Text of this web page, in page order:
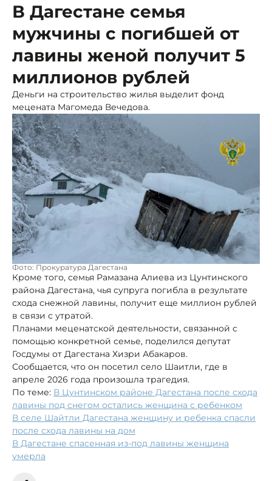
В Дагестане семья
мужчины с погибшей от
лавины женой получит 5
миллионов рублей
Деньги на строительство жилья выделит фонд
мецената Магомеда Вечедова.
Фото: Прокуратура Дагестана
Кроме того, семья Рамазана Алиева из Цунтинского
района Дагестана, чья супруга погибла в результате
схода снежной лавины, получит еще миллион рублей
в связи с утратой.
Планами меценатской деятельности, связанной с
помощью конкретной семье, поделился депутат
Госдумы от Дагестана Хизри Абакаров.
Сообщается, что он посетил село Шаитли, где в
апреле 2026 года произошла трагедия.
По теме: В Цунтинском районе Дагестана после схода
лавины под снегом остались женщина с ребенком
В селе Шайтли Дагестана женщину и ребенка спасли
после схода лавины на дом
В Дагестане спасенная из-под лавины женщина
умерла